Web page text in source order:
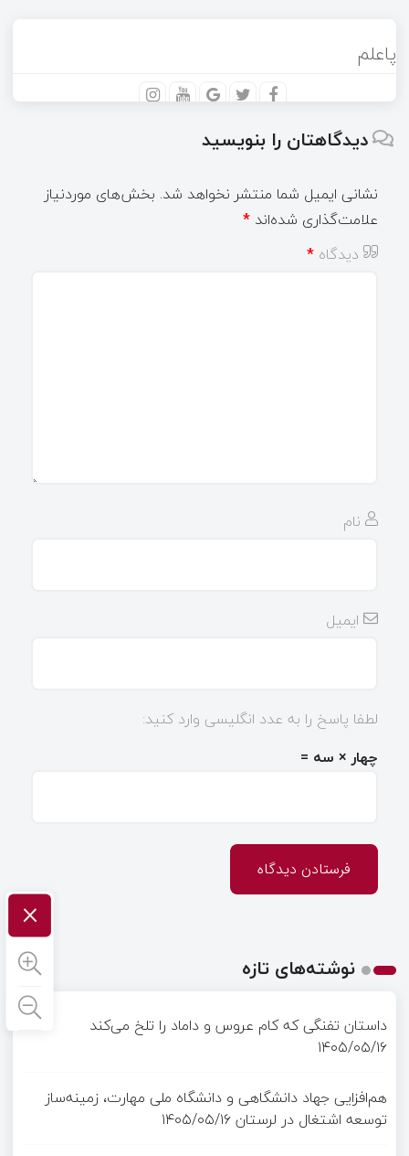
پاعلم
دیدگاهتان را بنویسید
نشانی ایمیل شما منتشر نخواهد شد. بخش‌های موردنیاز
علامت‌گذاری شده‌اند *
دیدگاه *
نام
ایمیل
لطفا پاسخ را به عدد انگلیسی وارد کنید:
چهار × سه =
نوشته‌های تازه
داستان تفنگی که کام عروس و داماد را تلخ می‌کند
۱۴۰۵/۰۵/۱۶
هم‌افزایی جهاد دانشگاهی و دانشگاه ملی مهارت، زمینه‌ساز
توسعه اشتغال در لرستان۱۴۰۵/۰۵/۱۶
×